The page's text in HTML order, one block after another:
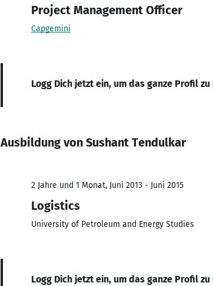
Project Management Officer
Capgemini
Logg Dich jetzt ein, um das ganze Profil zu
Ausbildung von Sushant Tendulkar
2 Jahre und 1 Monat, Juni 2013 - Juni 2015
Logistics
University of Petroleum and Energy Studies
Logg Dich jetzt ein, um das ganze Profil zu